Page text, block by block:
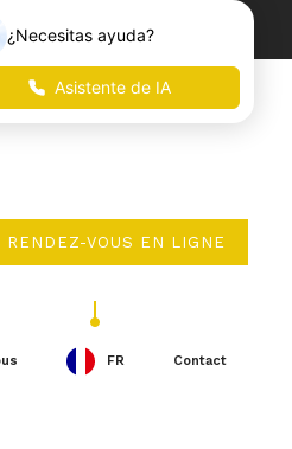
RENDEZ-VOUS EN LIGNE
FR Contact
à